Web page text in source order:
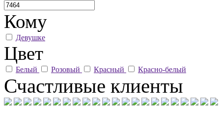
Кому
Девушке
Цвет
Белый Розовый Красный Красно-белый
Счастливые клиенты